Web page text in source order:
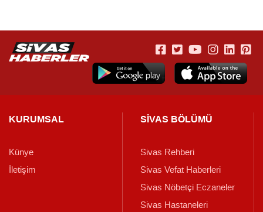
KURUMSAL
Künye
İletişim
SİVAS BÖLÜMÜ
Sivas Rehberi
Sivas Vefat Haberleri
Sivas Nöbetçi Eczaneler
Sivas Hastaneleri